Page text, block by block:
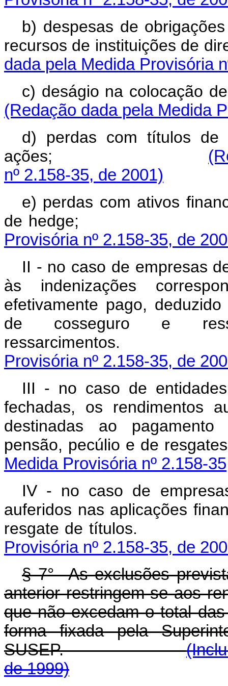
b) despesas de
recursos de
dada pela Medida Provisória
c) deságio na
(Redação dada pela Medida
d) perdas com títulos de
ações;
nº 2.158-35, de 2001)
e) perdas com ativos
de hedge;
Provisória nº 2.158-35, de
II - no caso de empresas
às indenizações
efetivamente pago,
de cosseguro e
Provisória nº 2.158-35, de
III - no caso de
fechadas, os rendimentos
destinadas ao
pensão, pecúlio e
Medida Provisória nº 2.158-
IV - no caso de
auferidos nas aplicações
resgate de
Provisória nº 2.158-35, de
§ 7°As exclusões
anterior restringem-se aos
que não excedam o total
forma fixada pela
SUSEP.
de 1999)